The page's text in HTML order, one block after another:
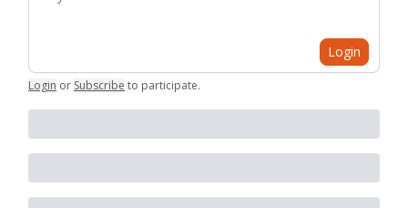
Login
Login or Subscribe to participate.